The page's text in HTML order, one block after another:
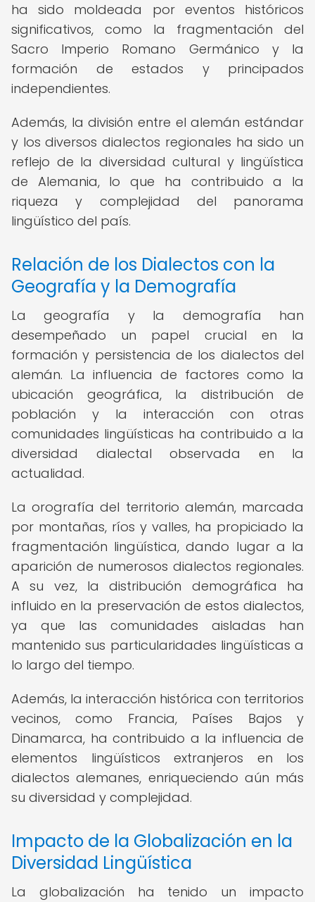
ha sido moldeada por eventos históricos
significativos, como la fragmentación del
Sacro Imperio Romano Germánico y la
formación de estados y principados
independientes.
Además, la división entre el alemán estándar
y los diversos dialectos regionales ha sido un
reflejo de la diversidad cultural y lingüística
de Alemania, lo que ha contribuido a la
riqueza y complejidad del panorama
lingüístico del país.
Relación de los Dialectos con la
Geografía y la Demografía
La geografía y la demografía han
desempeñado un papel crucial en la
formación y persistencia de los dialectos del
alemán. La influencia de factores como la
ubicación geográfica, la distribución de
población y la interacción con otras
comunidades lingüísticas ha contribuido a la
diversidad dialectal observada en la
actualidad.
La orografía del territorio alemán, marcada
por montañas, ríos y valles, ha propiciado la
fragmentación lingüística, dando lugar a la
aparición de numerosos dialectos regionales.
A su vez, la distribución demográfica ha
influido en la preservación de estos dialectos,
ya que las comunidades aisladas han
mantenido sus particularidades lingüísticas a
lo largo del tiempo.
Además, la interacción histórica con territorios
vecinos, como Francia, Países Bajos y
Dinamarca, ha contribuido a la influencia de
elementos lingüísticos extranjeros en los
dialectos alemanes, enriqueciendo aún más
su diversidad y complejidad.
Impacto de la Globalización en la
Diversidad Lingüística
La globalización ha tenido un impacto